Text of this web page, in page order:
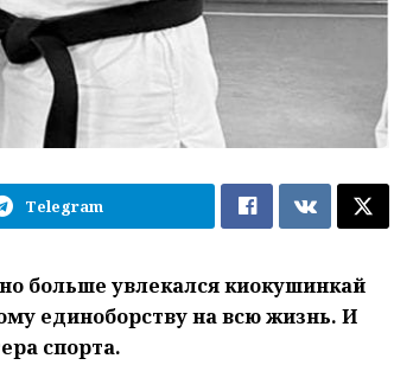
Telegram
больше увлекался киокушинкай
единоборству на всю жизнь. И
спорта.